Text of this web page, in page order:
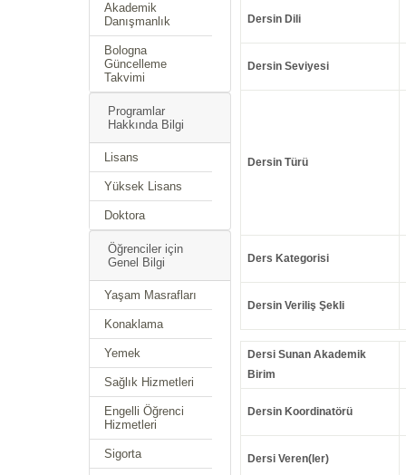
Akademik
Danışmanlık
Bologna
Güncelleme
Takvimi
Programlar
Hakkında Bilgi
Lisans
Yüksek Lisans
Doktora
Öğrenciler için
Genel Bilgi
Yaşam Masrafları
Konaklama
Yemek
Sağlık Hizmetleri
Engelli Öğrenci
Hizmetleri
Sigorta
Dersin Dili
Dersin Seviyesi
Dersin Türü
Ders Kategorisi
Dersin Veriliş Şekli
Dersi Sunan Akademik
Birim
Dersin Koordinatörü
Dersi Veren(ler)